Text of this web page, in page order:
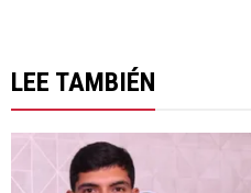
LEE TAMBIÉN